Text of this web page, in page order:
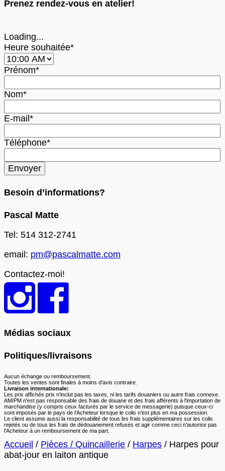
Prenez rendez-vous en atelier!
Loading...
Heure souhaitée*
Prénom*
Nom*
E-mail*
Téléphone*
Besoin d’informations?
Pascal Matte
Tel: 514 312-2741
email: pm@pascalmatte.com
Contactez-moi!
Médias sociaux
Politiques/livraisons
Aucun échange ou remboursement.
Toutes les ventes sont finales à moins d'avis contraire.
Livraison internationale:
Les prix affichés prix n'inclut pas les taxes, ni les tarifs douaniers ou autre frais connexe.
AM/PM n'est pas responsable des frais de douane et des frais afférents à l'importation de
marchandise (y compris ceux facturés par le service de messagerie) puisque ceux-ci
sont imposés par le pays de l'Acheteur lorsque le colis n'est plus en ma possession.
Le client assume aussi la responsabilité de tous les frais supplémentaires sur les colis
rejetés ou de tous les frais de dédouanement refusés et agir comme ceci n'autorise pas
l'Acheteur à un remboursement de ma part.
Accueil / Pièces / Quincaillerie / Harpes / Harpes pour
abat-jour en laiton antique